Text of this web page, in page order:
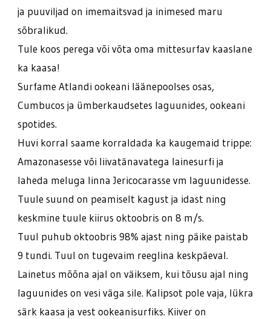
ja puuviljad on imemaitsvad ja inimesed maru
sõbralikud.
Tule koos perega või võta oma mittesurfav kaaslane
ka kaasa!
Surfame Atlandi ookeani läänepoolses osas,
Cumbucos ja ümberkaudsetes laguunides, ookeani
spotides.
Huvi korral saame korraldada ka kaugemaid trippe:
Amazonasesse või liivatänavatega lainesurfi ja
laheda meluga linna Jericocarasse vm laguunidesse.
Tuule suund on peamiselt kagust ja idast ning
keskmine tuule kiirus oktoobris on 8 m/s.
Tuul puhub oktoobris 98% ajast ning päike paistab
9 tundi. Tuul on tugevaim reeglina keskpäeval.
Lainetus mõõna ajal on väiksem, kui tõusu ajal ning
laguunides on vesi väga sile. Kalipsot pole vaja, lükra
särk kaasa ja vest ookeanisurfiks. Kiiver on